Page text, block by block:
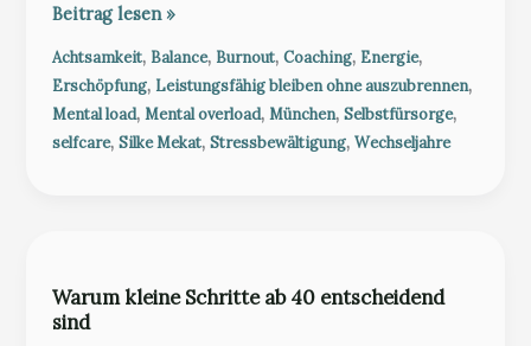
Wie
willst
Du
das
noch
Beitrag lesen »
Achtsamkeit, Balance, Burnout,Coaching, Energie,
Erschöpfung, Leistungsfähig bleiben ohne auszubrennen,
Mental load,Mental overload,München,Selbstfürsorge,
selfcare,Silke Mekat,Stressbewältigung,Wechseljahre
Warum kleine Schritte ab 40 entscheidend
sind